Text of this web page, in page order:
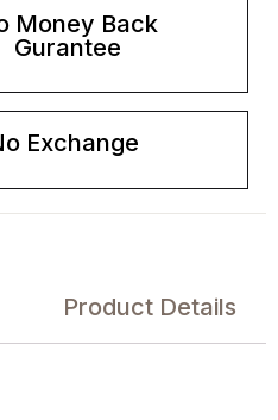
Money Back
Gurantee
Exchange
Product Details